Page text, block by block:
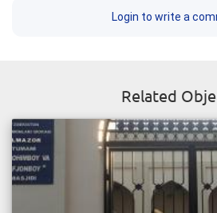
Login to write a
Related